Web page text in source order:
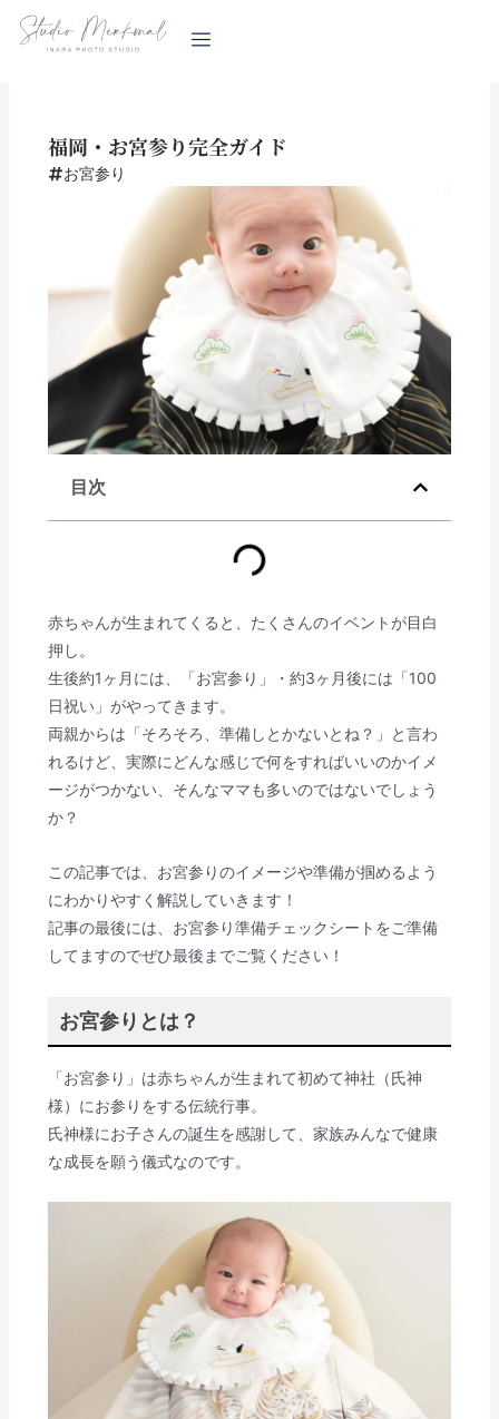
福岡・お宮参り完全ガイド
お宮参り
目次
赤ちゃんが生まれてくると、たくさんのイベントが目白
押し。
生後約1ヶ月には、「お宮参り」・約3ヶ月後には「100
日祝い」がやってきます。
両親からは「そろそろ、準備しとかないとね？」と言わ
れるけど、実際にどんな感じで何をすればいいのかイメ
ージがつかない、そんなママも多いのではないでしょう
か？
この記事では、お宮参りのイメージや準備が掴めるよう
にわかりやすく解説していきます！
記事の最後には、お宮参り準備チェックシートをご準備
してますのでぜひ最後までご覧ください！
お宮参りとは？
「お宮参り」は赤ちゃんが生まれて初めて神社（氏神
様）にお参りをする伝統行事。
氏神様にお子さんの誕生を感謝して、家族みんなで健康
な成長を願う儀式なのです。